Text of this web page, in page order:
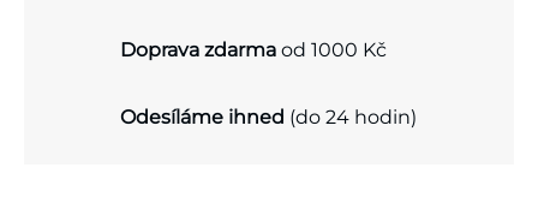
Doprava zdarma od 1000 Kč
Odesíláme ihned (do 24 hodin)